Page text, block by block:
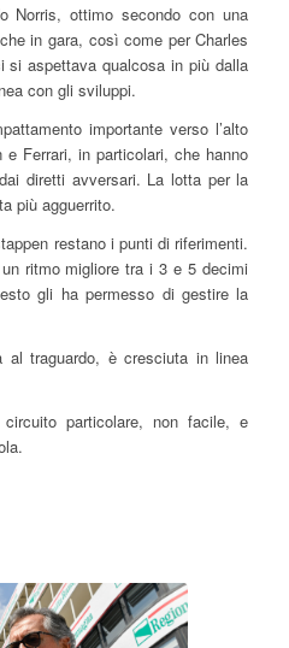
Norris, ottimo secondo con una
in gara, così come per Charles
si aspettava qualcosa in più dalla
con gli sviluppi.
importante verso l’alto
Ferrari, in particolari, che hanno
diretti avversari. La lotta per la
più agguerrito.
restano i punti di riferimenti.
ritmo migliore tra i 3 e 5 decimi
gli ha permesso di gestire la
al traguardo, è cresciuta in linea
particolare, non facile, e